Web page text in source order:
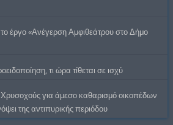
έργο «Ανέγερση Αμφιθεάτρου στο Δήμο
τι ώρα τίθεται σε ισχύ
για άμεσο καθαρισμό οικοπέδων
της αντιπυρικής περιόδου